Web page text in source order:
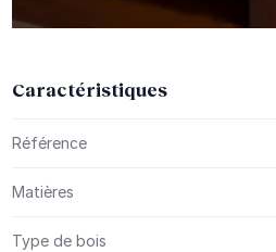
Caractéristiques
Référence
Matières
Type de bois